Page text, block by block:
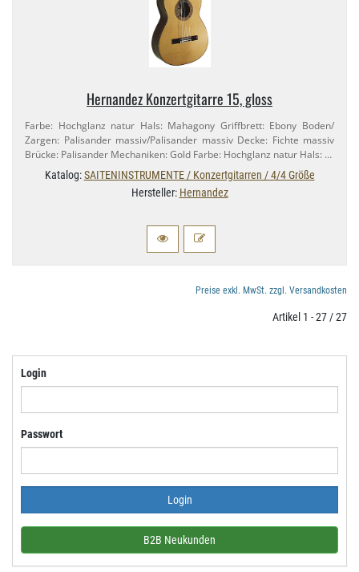
Hernandez Konzertgitarre 15, gloss
Farbe: Hochglanz natur Hals: Mahagony Griffbrett: Ebony Boden/​
Zargen: Palisander massiv/​Palisander massiv Decke: Fichte massiv
Brücke: Palisander Mechaniken: Gold Farbe: Hochglanz natur Hals: …
Katalog:SAITENINSTRUMENTE / Konzertgitarren / 4/4 Größe
Hersteller: Hernandez
Preise exkl. MwSt. zzgl. Versandkosten
Artikel 1 - 27 / 27
Login
Passwort
B2B Neukunden